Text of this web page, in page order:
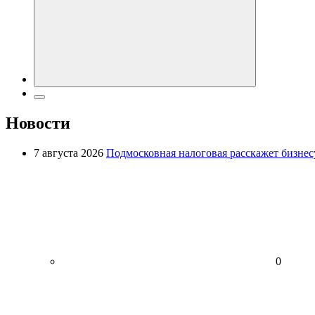
Новости
7 августа 2026 Подмосковная налоговая расскажет
0